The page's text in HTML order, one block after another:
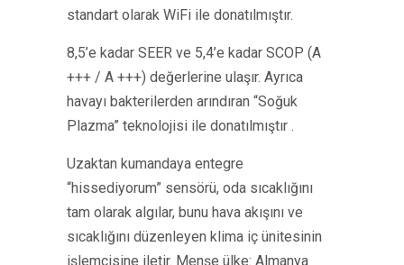
standart olarak WiFi ile donatılmıştır.
8,5’e kadar SEER ve 5,4’e kadar SCOP (A
+++ / A +++) değerlerine ulaşır. Ayrıca
havayı bakterilerden arındıran “Soğuk
Plazma” teknolojisi ile donatılmıştır .
Uzaktan kumandaya entegre
“hissediyorum” sensörü, oda sıcaklığını
tam olarak algılar, bunu hava akışını ve
sıcaklığını düzenleyen klima iç ünitesinin
işlemcisine iletir. Menşe ülke: Almanya